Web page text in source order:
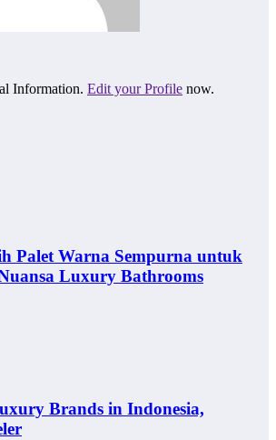
Information. Edit your Profile now.
Palet Warna Sempurna untuk
Luxury Bathrooms
Brands in Indonesia,